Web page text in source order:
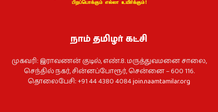
நாம் தமிழர் கட்சி
முகவரி: இராவணன் குடில், எண்.8. மருத்துவமனை சாலை,
செந்தில் நகர், சின்னப்போரூர், சென்னை – 600 116.
தொலைபேசி: +91 44 4380 4084join.naamtamilar.org